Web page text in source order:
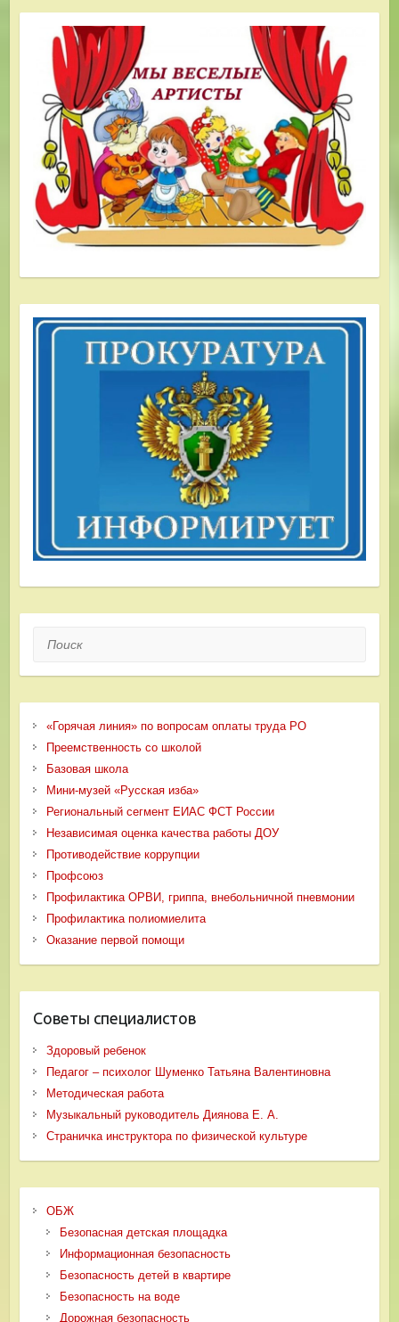
Поиск
«Горячая линия» по вопросам оплаты труда РО
Преемственность со школой
Базовая школа
Мини-музей «Русская изба»
Региональный сегмент ЕИАС ФСТ России
Независимая оценка качества работы ДОУ
Противодействие коррупции
Профсоюз
Профилактика ОРВИ, гриппа, внебольничной пневмонии
Профилактика полиомиелита
Оказание первой помощи
Советы специалистов
Здоровый ребенок
Педагог – психолог Шуменко Татьяна Валентиновна
Методическая работа
Музыкальный руководитель Диянова Е. А.
Страничка инструктора по физической культуре
ОБЖ
Безопасная детская площадка
Информационная безопасность
Безопасность детей в квартире
Безопасность на воде
Дорожная безопасность